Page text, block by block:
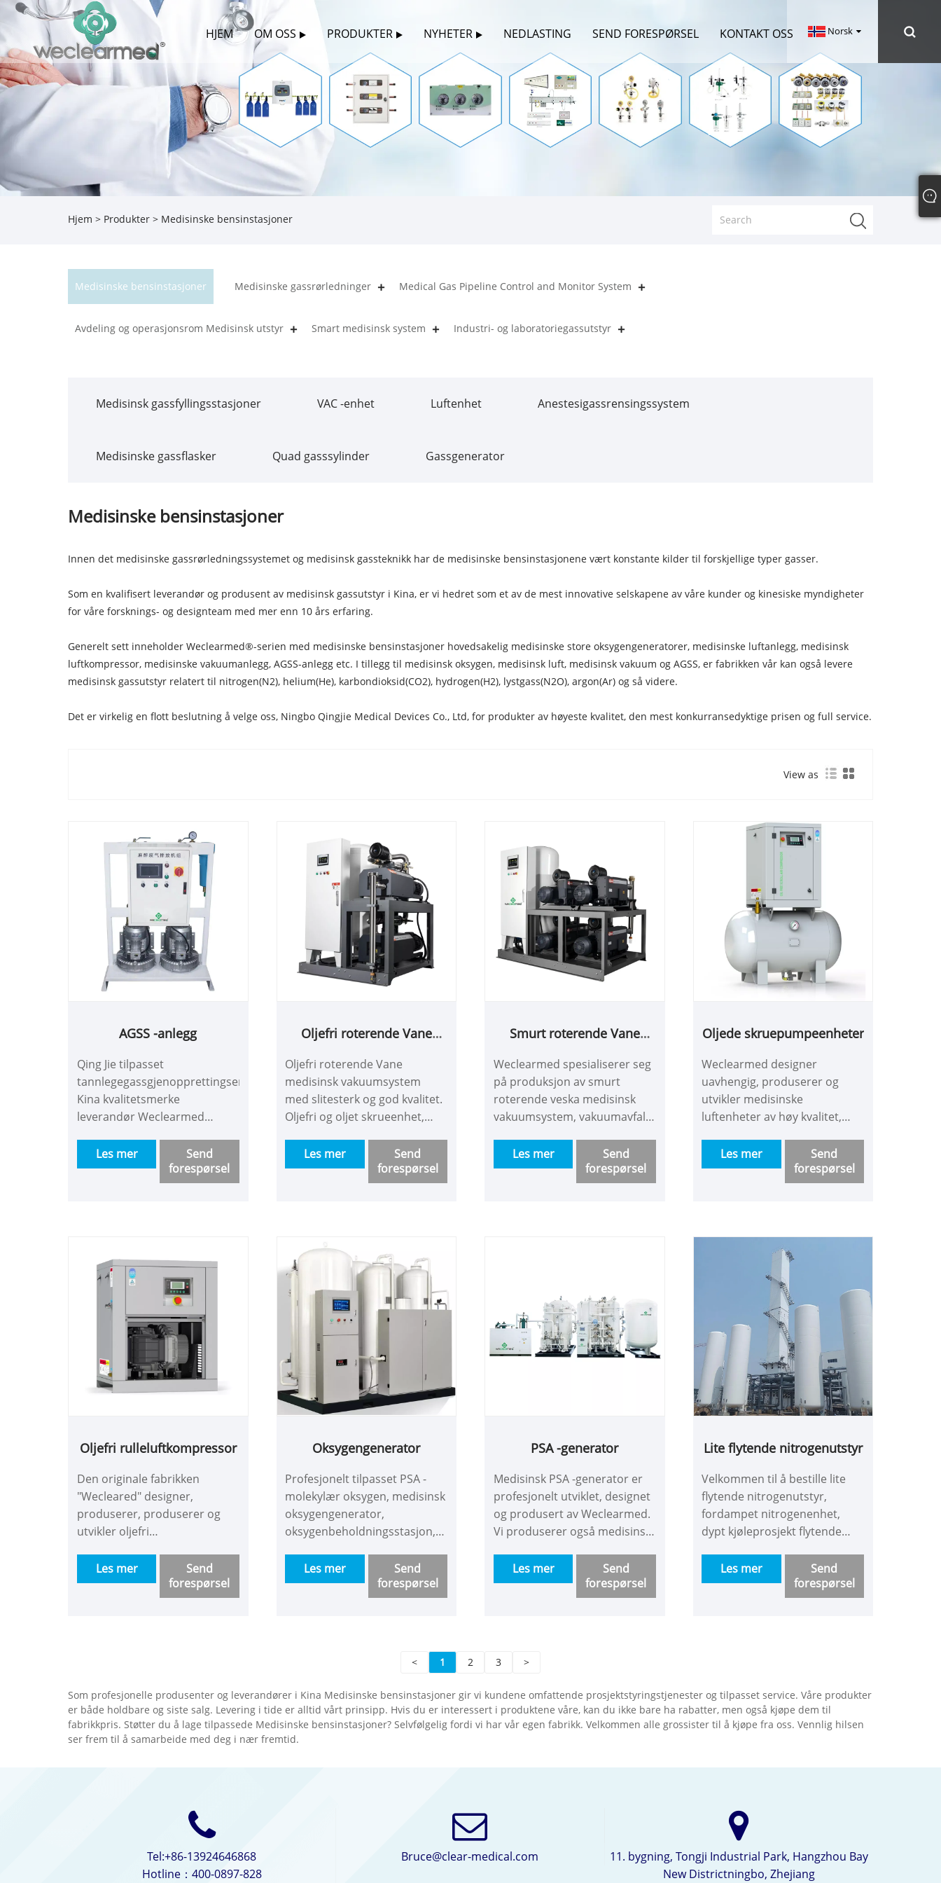
HJEM OM OSS PRODUKTER NYHETER NEDLASTING SEND FORESPØRSEL KONTAKT OSS Norsk‎
Hjem > Produkter > Medisinske bensinstasjoner
Medisinske bensinstasjoner Medisinske gassrørledninger Medical Gas Pipeline Control and Monitor System
Avdeling og operasjonsrom Medisinsk utstyr Smart medisinsk system Industri- og laboratoriegassutstyr
Medisinsk gassfyllingsstasjoner VAC -enhet Luftenhet Anestesigassrensingssystem
Medisinske gassflasker Quad gasssylinder Gassgenerator
Medisinske bensinstasjoner
Innen det medisinske gassrørledningssystemet og medisinsk gassteknikk har de medisinske bensinstasjonene vært konstante kilder til forskjellige typer gasser.
Som en kvalifisert leverandør og produsent av medisinsk gassutstyr i Kina, er vi hedret som et av de mest innovative selskapene av våre kunder og kinesiske myndigheter
for våre forsknings- og designteam med mer enn 10 års erfaring.
Generelt sett inneholder Weclearmed®-serien med medisinske bensinstasjoner hovedsakelig medisinske store oksygengeneratorer, medisinske luftanlegg, medisinsk
luftkompressor, medisinske vakuumanlegg, AGSS-anlegg etc. I tillegg til medisinsk oksygen, medisinsk luft, medisinsk vakuum og AGSS, er fabrikken vår kan også levere
medisinsk gassutstyr relatert til nitrogen(N2), helium(He), karbondioksid(CO2), hydrogen(H2), lystgass(N2O), argon(Ar) og så videre.
Det er virkelig en flott beslutning å velge oss, Ningbo Qingjie Medical Devices Co., Ltd, for produkter av høyeste kvalitet, den mest konkurransedyktige prisen og full service.
View as
AGSS -anlegg
Qing Jie tilpasset
tannlegegassgjenopprettingsenhet.
Kina kvalitetsmerke
leverandør Weclearmed
seg på produksjon av
medisinsk AGSS -anlegg,
leverer nytt Advanced
fjernkontrollnettverksnettverk
med menneskemaskin-
grensesnitt. Velkommen til å
konsultere for å få et gratis
tilbudsprogram!
Les mer
Send
forespørsel
Oljefri roterende Vane
Oljefri roterende Vane
medisinsk vakuumsystem
med slitesterk og god kvalitet.
Oljefri og oljet skrueenhet,
steriliseringsfilterstøvsystem
og LCD-skjermgrensesnitt har
to års garanti og mer enn ti
Les mer
Send
forespørsel
Smurt roterende Vane
Weclearmed spesialiserer seg
på produksjon av smurt
roterende veska medisinsk
vakuumsystem, vakuumavfall
med holdbar og god kvalitet.
Oljefri og oljet skrueenhet,
oljet skruepumpeenhet med
Les mer
Send
forespørsel
Oljede skruepumpeenheter
Weclearmed designer
uavhengig, produserer og
utvikler medisinske
luftenheter av høy kvalitet,
oljefri rullepumpeenheter,
oljede skruepumpeenheter,
oljefrie stempelpumpeenheter
strømningsmodeller kan
tilpasses. De har to-års
garanti og mer enn ti års
Les mer
Send
forespørsel
Oljefri rulleluftkompressor
Den originale fabrikken
"Wecleared" designer,
produserer, produserer og
utvikler oljefri
kvalitet, gode
strømluftenheter, oljefri
rullepumpeenheter, oljede
tilpasses. De har to-års
garanti og mer enn ti års
designliv!
Les mer
Send
forespørsel
Oksygengenerator
Profesjonelt tilpasset PSA -
molekylær oksygen, medisinsk
oksygengenerator,
oksygenbeholdningsstasjon,
med renhet 99,5% produseres
av vår kompamy, Ningbo
Qingjie Medical Devices Co.,
Les mer
Send
forespørsel
PSA -generator
Medisinsk PSA -generator er
profesjonelt utviklet, designet
og produsert av Weclearmed.
Vi produserer også medisinsk
oksygengenerator,
oksygenfyllstasjon, trykking og
trykklæringsanordning med
installasjon av dør til dør!
Les mer
Send
forespørsel
Lite flytende nitrogenutstyr
Velkommen til å bestille lite
flytende nitrogenutstyr,
fordampet nitrogenenhet,
dypt kjøleprosjekt flytende
produsent. Vi sare pesialiserer
seg innen forskning og
utvikling, design og
reduserende enheter.
Renheten er 99.999%. Store,
mellomstore og små modeller
Les mer
Send
forespørsel
< 1 2 3 >
Som profesjonelle produsenter og leverandører i Kina Medisinske bensinstasjoner gir vi kundene omfattende prosjektstyringstjenester og tilpasset service. Våre produkter
er både holdbare og siste salg. Levering i tide er alltid vårt prinsipp. Hvis du er interessert i produktene våre, kan du ikke bare ha rabatter, men også kjøpe dem til
fabrikkpris. Støtter du å lage tilpassede Medisinske bensinstasjoner? Selvfølgelig fordi vi har vår egen fabrikk. Velkommen alle grossister til å kjøpe fra oss. Vennlig hilsen
ser frem til å samarbeide med deg i nær fremtid.
Tel:+86-13924646868
Hotline：400-0897-828
Bruce@clear-medical.com
11. bygning, Tongji Industrial Park, Hangzhou Bay
New Districtningbo, Zhejiang